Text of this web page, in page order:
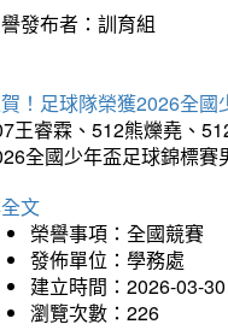
發布者：訓育組
！足球隊榮獲2026全國
王睿霖、512熊爍堯、
全國少年盃足球錦標
文
榮譽事項：全國競賽
發佈單位：學務處
建立時間：2026-03-30
瀏覽次數：226